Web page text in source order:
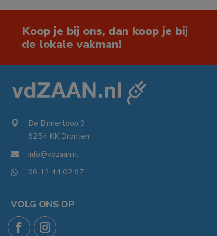
Koop je bij ons, dan koop je bij
de lokale vakman!
 De Binnenloop 9
8254 KK Dronten
 info@vdzaan.nl
 06 12 44 02 97
VOLG ONS OP